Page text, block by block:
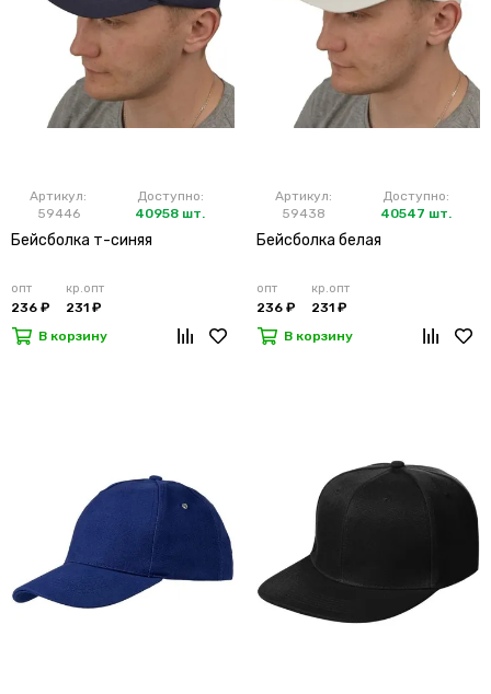
Артикул:
59446
Доступно:
40958 шт.
Бейсболка т-синяя
опт
236 ₽
кр.опт
231 ₽
В корзину
Артикул:
59438
Доступно:
40547 шт.
Бейсболка белая
опт
236 ₽
кр.опт
231 ₽
В корзину